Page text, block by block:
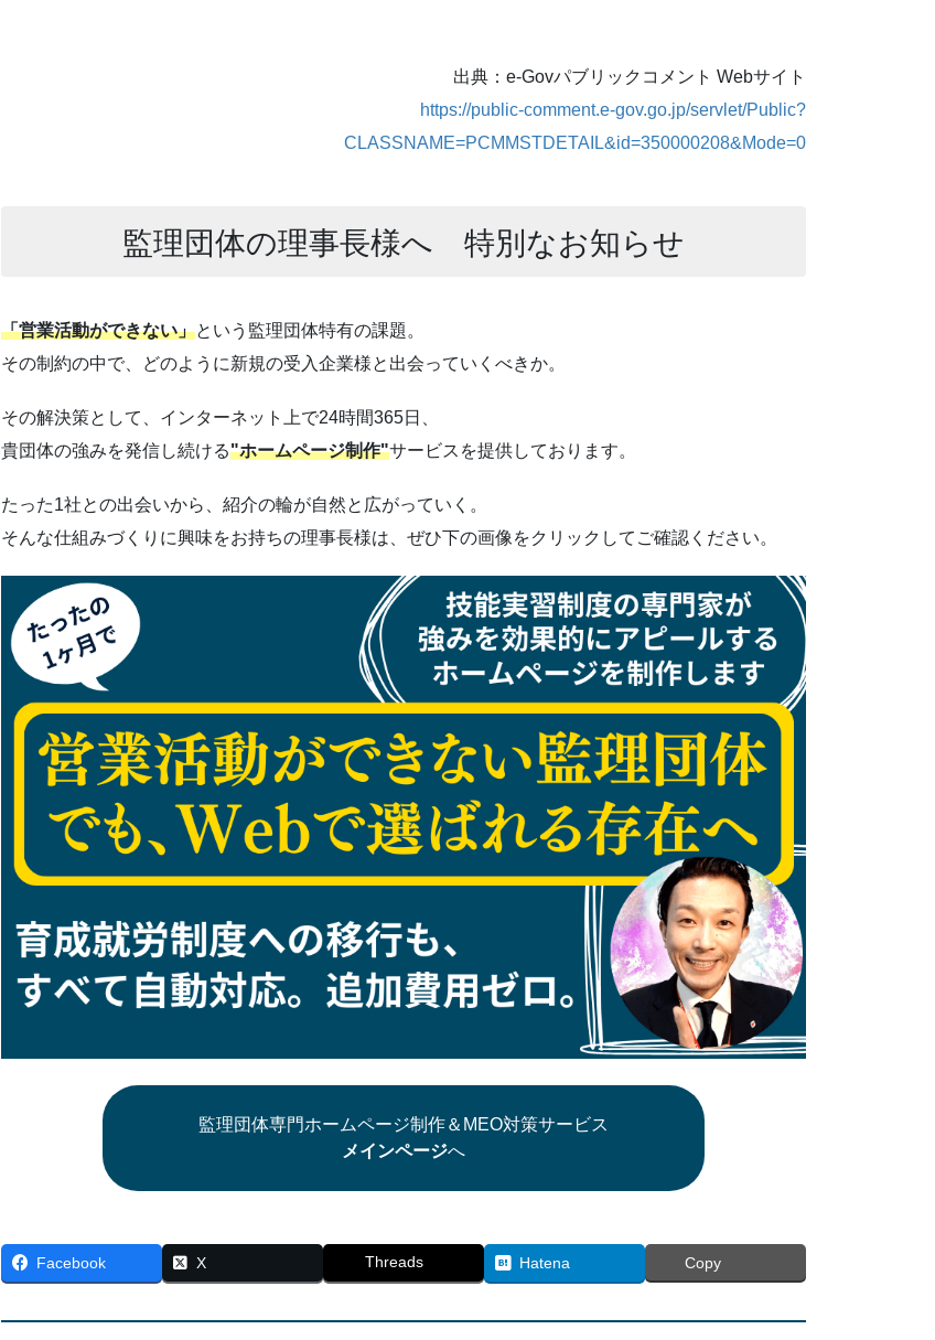
出典：e-Govパブリックコメント Webサイト
https://public-comment.e-gov.go.jp/servlet/Public?
CLASSNAME=PCMMSTDETAIL&id=350000208&Mode=0
監理団体の理事長様へ 特別なお知らせ
「営業活動ができない」という監理団体特有の課題。
その制約の中で、どのように新規の受入企業様と出会っていくべきか。
その解決策として、インターネット上で24時間365日、
貴団体の強みを発信し続ける"ホームページ制作"サービスを提供しております。
たった1社との出会いから、紹介の輪が自然と広がっていく。
そんな仕組みづくりに興味をお持ちの理事長様は、ぜひ下の画像をクリックしてご確認ください。
監理団体専門ホームページ制作＆MEO対策サービス
メインページへ
Facebook X Threads Hatena Copy